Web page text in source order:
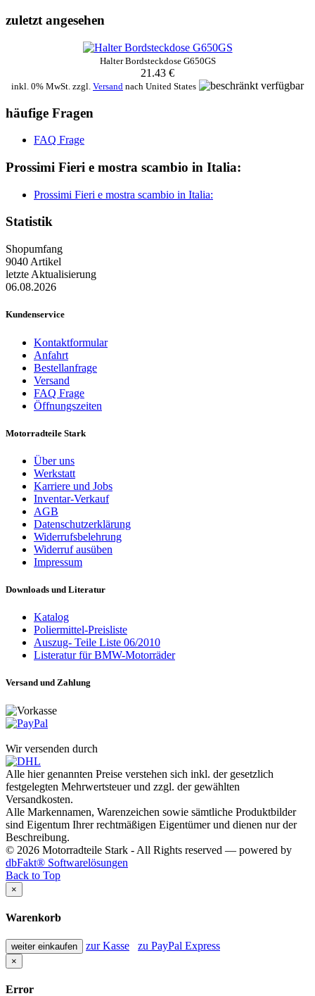
zuletzt angesehen
Halter Bordsteckdose G650GS
21.43 €
inkl. 0% MwSt. zzgl. Versand nach United States
häufige Fragen
FAQ Frage
Prossimi Fieri e mostra scambio in Italia:
Prossimi Fieri e mostra scambio in Italia:
Statistik
Shopumfang
9040 Artikel
letzte Aktualisierung
06.08.2026
Kundenservice
Kontaktformular
Anfahrt
Bestellanfrage
Versand
FAQ Frage
Öffnungszeiten
Motorradteile Stark
Über uns
Werkstatt
Karriere und Jobs
Inventar-Verkauf
AGB
Datenschutzerklärung
Widerrufsbelehrung
Widerruf ausüben
Impressum
Downloads und Literatur
Katalog
Poliermittel-Preisliste
Auszug- Teile Liste 06/2010
Listeratur für BMW-Motorräder
Versand und Zahlung
Wir versenden durch
Alle hier genannten Preise verstehen sich inkl. der gesetzlich
festgelegten Mehrwertsteuer und zzgl. der gewählten
Versandkosten.
Alle Markennamen, Warenzeichen sowie sämtliche Produktbilder
sind Eigentum Ihrer rechtmäßigen Eigentümer und dienen nur der
Beschreibung.
© 2026 Motorradteile Stark - All Rights reserved — powered by
dbFakt® Softwarelösungen
Back to Top
×
Warenkorb
weiter einkaufen zur Kasse zu PayPal Express
×
Error